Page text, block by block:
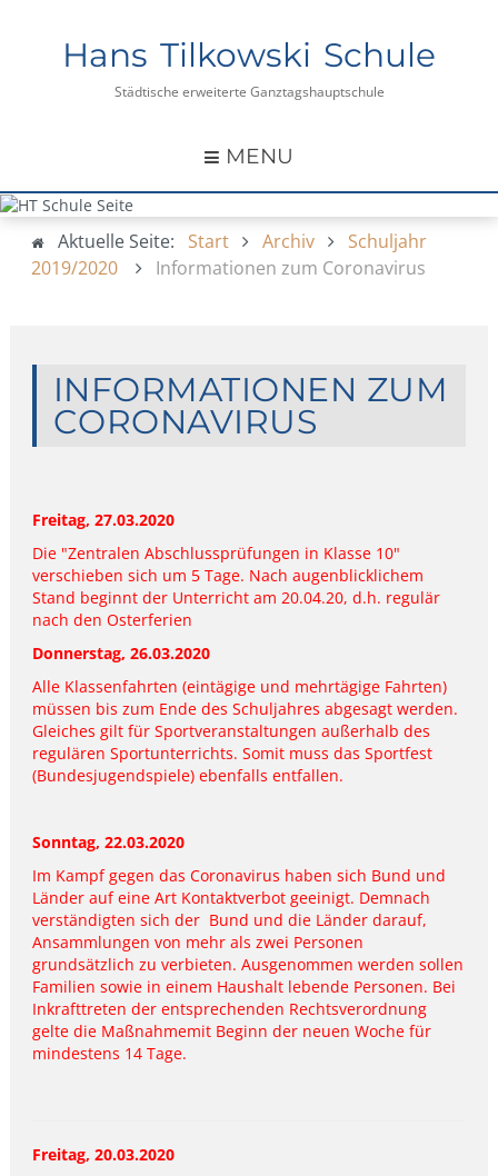
Hans Tilkowski Schule
Städtische erweiterte Ganztagshauptschule
MENU
Aktuelle Seite: Start Archiv
Schuljahr
2019/2020
Informationen zum Coronavirus
INFORMATIONEN ZUM
CORONAVIRUS
Freitag, 27.03.2020
Die "Zentralen Abschlussprüfungen in Klasse 10"
verschieben sich um 5 Tage. Nach augenblicklichem
Stand beginnt der Unterricht am 20.04.20, d.h. regulär
nach den Osterferien
Donnerstag, 26.03.2020
Alle Klassenfahrten (eintägige und mehrtägige Fahrten)
müssen bis zum Ende des Schuljahres abgesagt werden.
Gleiches gilt für Sportveranstaltungen außerhalb des
regulären Sportunterrichts. Somit muss das Sportfest
(Bundesjugendspiele) ebenfalls entfallen.
Sonntag, 22.03.2020
Im Kampf gegen das Coronavirus haben sich Bund und
Länder auf eine Art Kontaktverbot geeinigt. Demnach
verständigten sich der Bund und die Länder darauf,
Ansammlungen von mehr als zwei Personen
grundsätzlich zu verbieten. Ausgenommen werden sollen
Familien sowie in einem Haushalt lebende Personen. Bei
Inkrafttreten der entsprechenden Rechtsverordnung
gelte die Maßnahmemit Beginn der neuen Woche für
mindestens 14 Tage.
Freitag, 20.03.2020